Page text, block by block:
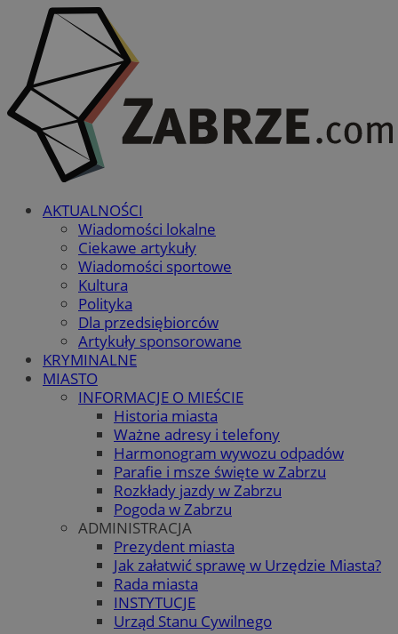
AKTUALNOŚCI
Wiadomości lokalne
Ciekawe artykuły
Wiadomości sportowe
Kultura
Polityka
Dla przedsiębiorców
Artykuły sponsorowane
KRYMINALNE
MIASTO
INFORMACJE O MIEŚCIE
Historia miasta
Ważne adresy i telefony
Harmonogram wywozu odpadów
Parafie i msze święte w Zabrzu
Rozkłady jazdy w Zabrzu
Pogoda w Zabrzu
ADMINISTRACJA
Prezydent miasta
Jak załatwić sprawę w Urzędzie Miasta?
Rada miasta
INSTYTUCJE
Urząd Stanu Cywilnego